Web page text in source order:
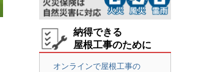
納得できる
屋根工事のために
オンラインで屋根工事の